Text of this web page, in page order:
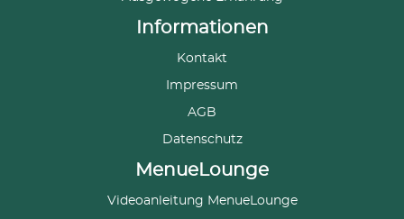
Informationen
Kontakt
Impressum
AGB
Datenschutz
MenueLounge
Videoanleitung MenueLounge